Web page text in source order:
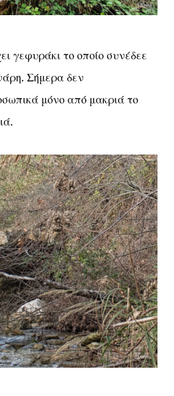
γεφυράκι το οποίο συνέδεε
Σήμερα δεν
μόνο από μακριά το